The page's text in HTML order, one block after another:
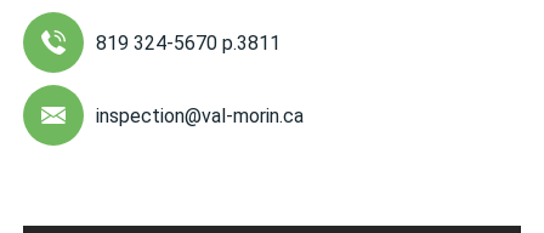
819 324-5670 p.3811
inspection@val-morin.ca